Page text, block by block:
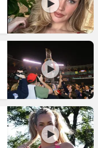
תקנון משתתפים וזוכים
תקנון עבור פעילות
תקנון עבור פעילות ספורט 1 –
טניס
תנאי שימוש
מדיניות פרטיות
כדורמים
פוטבול אמריקאי NFL
בייסבול MLB
ספורט אתגרי ואקסטרים
אומנויות לחימה
גיימינג E-Sports